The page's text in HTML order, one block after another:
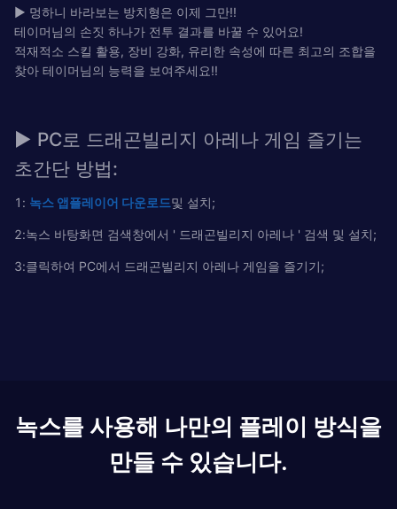
▶ 멍하니 바라보는 방치형은 이제 그만!!
테이머님의 손짓 하나가 전투 결과를 바꿀 수 있어요!
적재적소 스킬 활용, 장비 강화, 유리한 속성에 따른 최고의 조합을
찾아 테이머님의 능력을 보여주세요!!
▶ PC로 드래곤빌리지 아레나 게임 즐기는
초간단 방법:
1: 녹스 앱플레이어 다운로드및 설치;
2:녹스 바탕화면 검색창에서 ' 드래곤빌리지 아레나 ' 검색 및 설치;
3:클릭하여 PC에서 드래곤빌리지 아레나 게임을 즐기기;
녹스를 사용해 나만의 플레이 방식을
만들 수 있습니다.